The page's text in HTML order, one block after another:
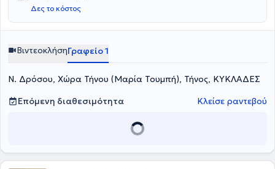
Δες το κόστος
ΒιντεοκλήσηΓραφείο 1
Ν. Δρόσου, Χώρα Τήνου (Μαρία Τουμπή), Τήνος, ΚΥΚΛΑΔΕΣ
Επόμενη διαθεσιμότητα
Κλείσε ραντεβού